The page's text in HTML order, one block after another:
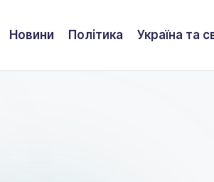
Новини Політика Україна та